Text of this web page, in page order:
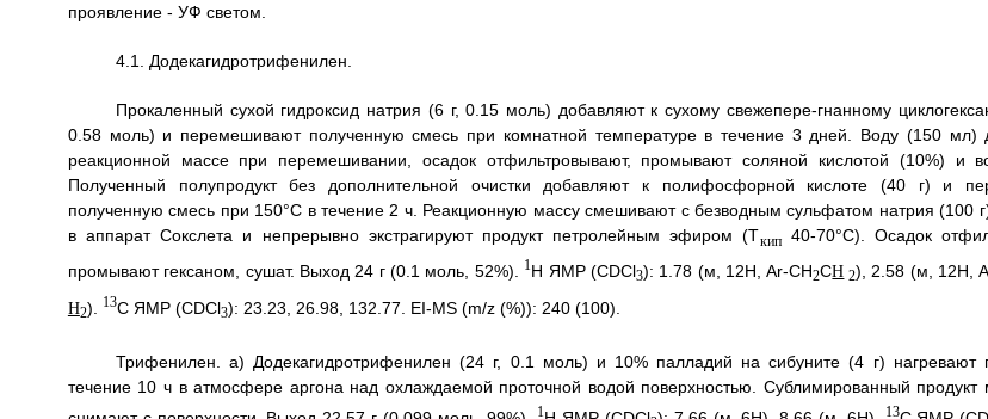
проявление - УФ светом.
4.1. Додекагидротрифенилен.
Прокаленный сухой гидроксид натрия (6 г, 0.15 моль) добавляют к сухому свежепере-гнанному
0.58 моль) и перемешивают полученную смесь при комнатной температуре в течение 3 дней. Воду (150 мл)
реакционной массе при перемешивании, осадок отфильтровывают, промывают соляной кислотой (10%) и
Полученный полупродукт без дополнительной очистки добавляют к полифосфорной кислоте (40 г) и
полученную смесь при 150°C в течение 2 ч. Реакционную массу смешивают с безводным сульфатом натрия (100
в аппарат Сокслета и непрерывно экстрагируют продукт петролейным эфиром (Ткип40-70°C). Осадок
промывают гексаном, сушат. Выход 24 г (0.1 моль, 52%).
1H ЯМР (CDCl3): 1.78 (м, 12Н, Ar-CH2CH2), 2.58 (м, 12Н,
H2). 13С ЯМР (CDCl3): 23.23, 26.98, 132.77. EI-MS (m/z (%)): 240 (100).
Трифенилен. а) Додекагидротрифенилен (24 г, 0.1 моль) и 10% палладий на сибуните (4 г) нагревают
течение 10 ч в атмосфере аргона над охлаждаемой проточной водой поверхностью. Сублимированный продукт
1 13